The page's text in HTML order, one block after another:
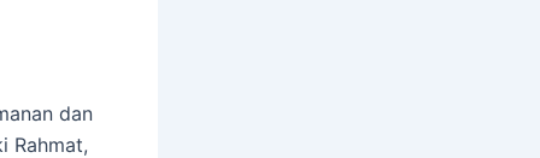
dan
Rahmat,